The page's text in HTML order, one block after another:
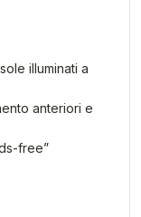
illuminati a
anteriori e
free”